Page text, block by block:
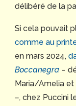
délibéré de la
Si cela pouvait
comme au
en mars 2024,
Boccanegra –
Maria/Amelia et
–, chez Puccini